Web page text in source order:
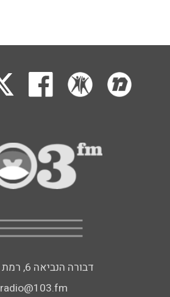
דבורה הנביאה 6, רמת השרון
radio@103.fm